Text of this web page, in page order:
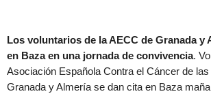
Los voluntarios de la AECC de Granada y
en Baza en una jornada de convivencia.
Asociación Española Contra el Cáncer de
Granada y Almería se dan cita en Baza